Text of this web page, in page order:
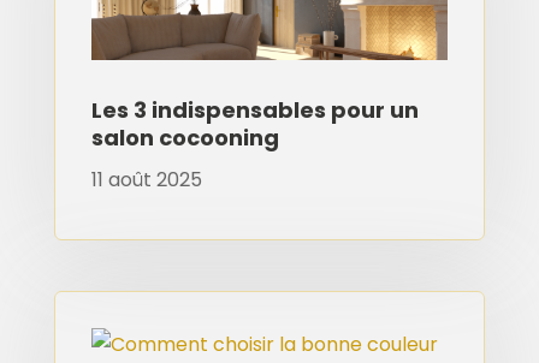
Les 3 indispensables pour un
salon cocooning
11 août 2025